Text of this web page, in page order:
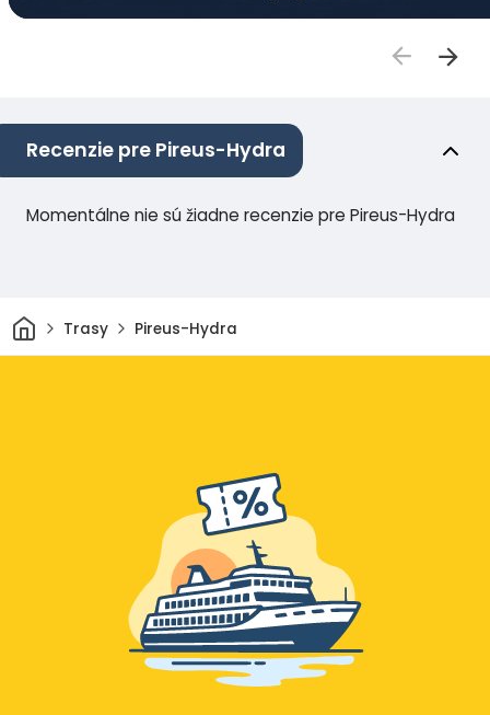
Recenzie pre Pireus-Hydra
Momentálne nie sú žiadne recenzie pre Pireus-Hydra
Domov
Trasy Pireus-Hydra